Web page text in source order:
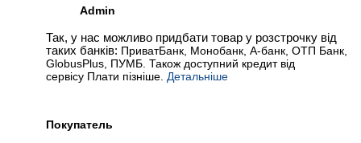
Admin
Так, у нас можливо придбати товар у розстрочку від
таких банків: ПриватБанк, Монобанк, А-банк, ОТП Банк,
GlobusPlus, ПУМБ. Також доступний кредит від
сервісу Плати пізніше. Детальніше
Покупатель